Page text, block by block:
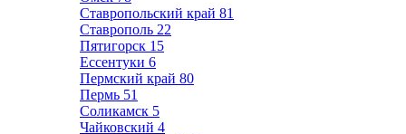
Ставропольский край 81
Ставрополь 22
Пятигорск 15
Ессентуки 6
Пермский край 80
Пермь 51
Соликамск 5
Чайковский 4